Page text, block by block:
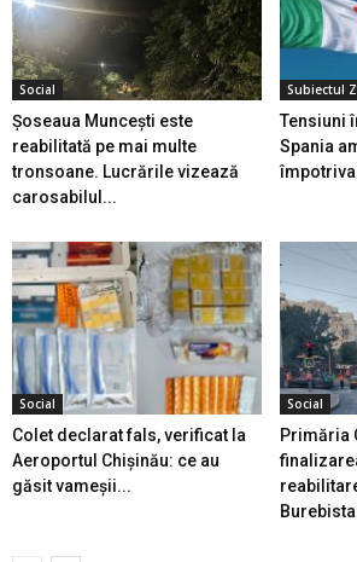
Social
Șoseaua Muncești este
reabilitată pe mai multe
tronsoane. Lucrările vizează
carosabilul...
Subiectul
Tensiuni
Spania
împotriva
Social
Colet declarat fals, verificat la
Aeroportul Chișinău: ce au
găsit vameșii...
Social
Primăria